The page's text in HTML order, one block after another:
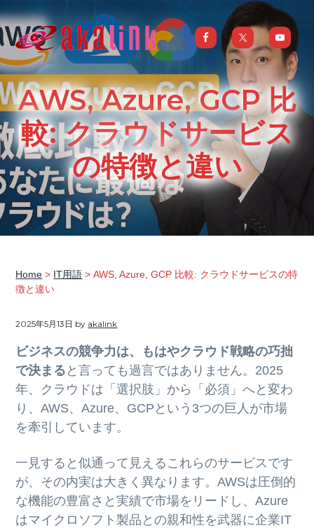
S
k
i
p
t
o
p
r
i
m
a
r
y
S
k
i
p
t
o
m
a
i
n
c
o
n
S
k
i
p
t
o
p
r
i
m
a
r
y
S
k
i
p
t
o
f
o
o
t
e
r
はじめてのAI、DXならアカリンク
の
発
展
と
共
に
DX/AI
推
進
を
行
い、
化
し
続
け
る
中
小
企
ご
と
サ
AWS, Azure, GCP 比
較: クラウドサービス
の特徴と違い
Home > IT用語 > AWS, Azure, GCP 比較: クラウドサービスの特
徴と違い
2025年5月13日 by akalink
ビジネスの競争力は、もはやクラウド戦略の巧拙
で決まる と言っても過言ではありません。2025
年、クラウドは「選択肢」から「必須」へと変わ
り、AWS、Azure、GCPという3つの巨人が市場
を牽引しています。
一見すると似通って見えるこれらのサービスです
が、その内実は大きく異なります。AWSは圧倒的
な機能の豊富さと実績で市場をリードし、Azure
はマイクロソフト製品との親和性を武器に企業IT